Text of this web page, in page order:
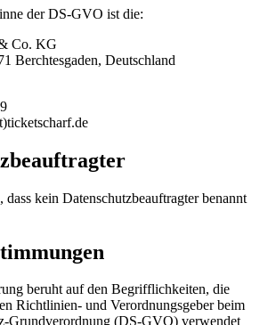
der DS-GVO ist die:
Co. KG
Berchtesgaden, Deutschland
kein Datenschutzbeauftragter benannt
beruht auf den Begrifflichkeiten, die
Richtlinien- und Verordnungsgeber beim
Grundverordnung (DS-GVO) verwendet